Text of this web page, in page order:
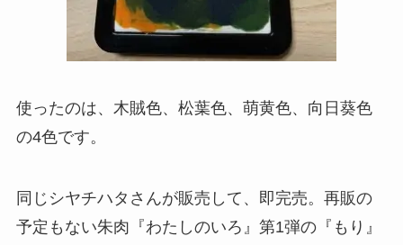
使ったのは、木賊色、松葉色、萌黄色、向日葵色
の4色です。
同じシヤチハタさんが販売して、即完売。再販の
予定もない朱肉『わたしのいろ』第1弾の『もり』